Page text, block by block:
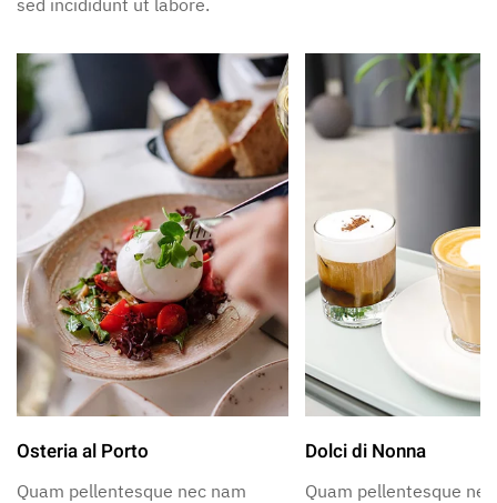
sed incididunt ut labore.
Osteria al Porto
Quam pellentesque nec nam
Dolci di Nonna
Quam pellentesque